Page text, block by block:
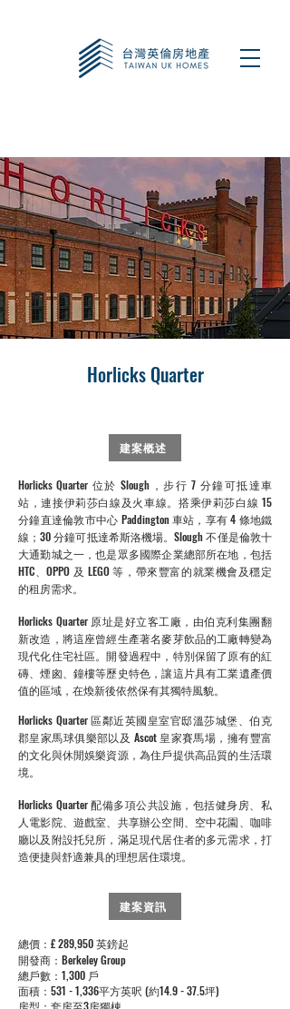
Horlicks Quarter
建案概述
Horlicks Quarter 位於 Slough，步行 7 分鐘可抵達車
站，連接伊莉莎白線及火車線。搭乘伊莉莎白線 15
分鐘直達倫敦市中心 Paddington 車站，享有 4 條地鐵
線；30 分鐘可抵達希斯洛機場。Slough 不僅是倫敦十
大通勤城之一，也是眾多國際企業總部所在地，包括
HTC、OPPO 及 LEGO 等，帶來豐富的就業機會及穩定
的租房需求。
Horlicks Quarter 原址是好立客工廠，由伯克利集團翻
新改造，將這座曾經生產著名麥芽飲品的工廠轉變為
現代化住宅社區。開發過程中，特別保留了原有的紅
磚、煙囪、鐘樓等歷史特色，讓這片具有工業遺產價
值的區域，在煥新後依然保有其獨特風貌。
Horlicks Quarter 區鄰近英國皇室官邸溫莎城堡、伯克
郡皇家馬球俱樂部以及 Ascot 皇家賽馬場，擁有豐富
的文化與休閒娛樂資源，為住戶提供高品質的生活環
境。
Horlicks Quarter 配備多項公共設施，包括健身房、私
人電影院、遊戲室、共享辦公空間、空中花園、咖啡
廳以及附設托兒所，滿足現代居住者的多元需求，打
造便捷與舒適兼具的理想居住環境。
建案資訊
總價：£ 289,950 英鎊起
開發商：Berkeley Group
總戶數：1,300 戶
面積：531 - 1,336平方英呎 (約14.9 - 37.5坪)
房型：套房至3房獨棟